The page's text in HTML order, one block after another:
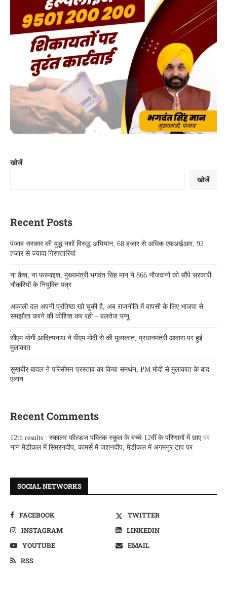
खोजें
खोजें
Recent Posts
पंजाब सरकार की युद्ध नशों विरुद्ध अभियान, 68 हजार से अधिक एफआईआर, 92
हजार से ज्यादा गिरफ्तारियां
ना कैश, ना फरमाइश, मुख्यमंत्री भगवंत सिंह मान ने 866 नौजवानों को सौंपे सरकारी
नौकरियों के नियुक्ति पत्र
अकाली दल अपनी प्रतिष्ठा खो चुकी है, अब राजनीति में वापसी के लिए भाजपा से
समझौता करने की कोशिश कर रही – बलतेज पन्नू
सीएम योगी आदित्यनाथ ने पीएम मोदी से की मुलाकात, प्रधानमंत्री आवास पर हुई
मुलाकात
सुखबीर बादल ने परिसीमन प्रस्ताव का किया समर्थन, PM मोदी से मुलाकात के बाद
एलान
Recent Comments
12th results : स्कालर फील्डज पब्लिक स्कूल के बच्चे 12वीं के परिणामों में छाएपर
नान मैडीकल में सिमरनदीप, कामर्स में जशनदीप, मैडीकल में अगमनूर टाप पर
SOCIAL NETWORKS
FACEBOOK
TWITTER
INSTAGRAM
LINKEDIN
YOUTUBE
EMAIL
RSS